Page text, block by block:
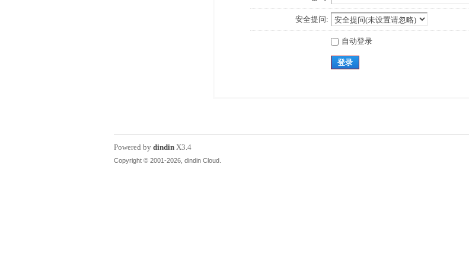
安全提问:
自动登录
登录
Powered by dindin X3.4
Copyright © 2001-2026, dindin Cloud.